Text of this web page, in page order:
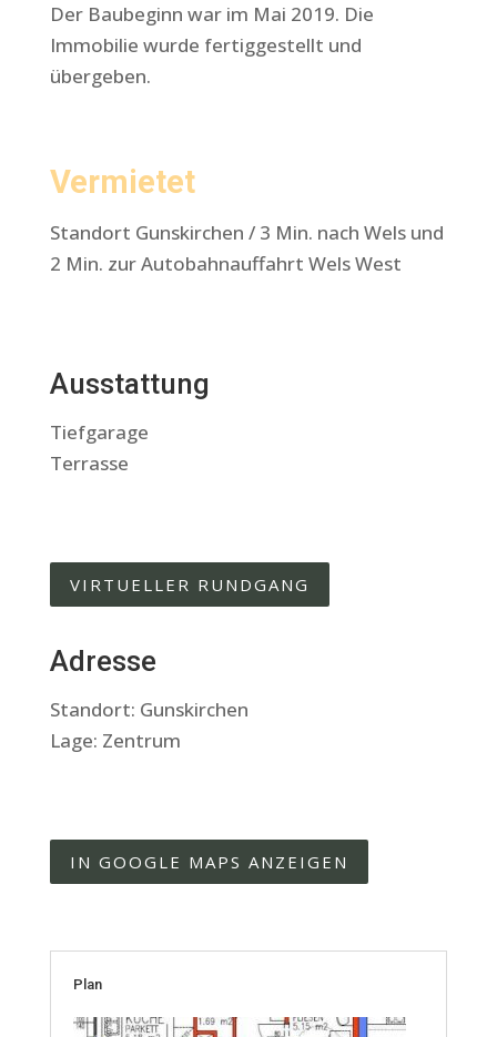
Der Baubeginn war im Mai 2019. Die
Immobilie wurde fertiggestellt und
übergeben.
Vermietet
Standort Gunskirchen / 3 Min. nach Wels und
2 Min. zur Autobahnauffahrt Wels West
Ausstattung
Tiefgarage
Terrasse
VIRTUELLER RUNDGANG
Adresse
Standort: Gunskirchen
Lage: Zentrum
IN GOOGLE MAPS ANZEIGEN
Plan